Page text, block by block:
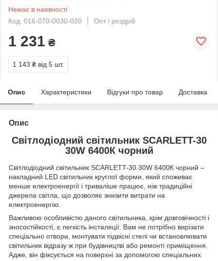
Немає в наявності
Код: 016-070-0030-020
Опт і роздріб
1 231 ₴
1 143 ₴ від 5 шт.
Опис Характеристики Відгуки про товар Доставка
Опис
Світлодіодний світильник SCARLETT-30
30W 6400К чорний
Світлодіодний світильник SCARLETT-30 30W 6400К чорний –
накладний LED світильник круглої форми, який споживає
менше електроенергії і триваліше працює, ніж традиційні
джерела світла, що дозволяє знизити витрати на
електроенергію.
Важливою особливістю даного світильника, крім довговічності і
зносостійкості, є легкість інсталяції. Вам не потрібно вирізати
спеціально отвори, монтувати підвісні стелі чи встановлювати
світильник відразу ж при будівництві або ремонті приміщення.
Адже, він фіксується на поверхні за допомогою спеціальних